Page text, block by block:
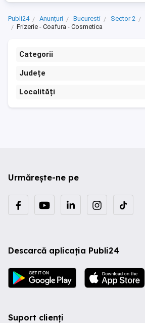
Publi24 Anunțuri Bucuresti Sector 2
Frizerie - Coafura - Cosmetica
Categorii
Județe
Localități
Urmărește-ne pe
Descarcă aplicația Publi24
Suport clienți